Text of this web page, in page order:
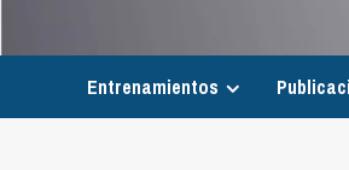
Entrenamientos